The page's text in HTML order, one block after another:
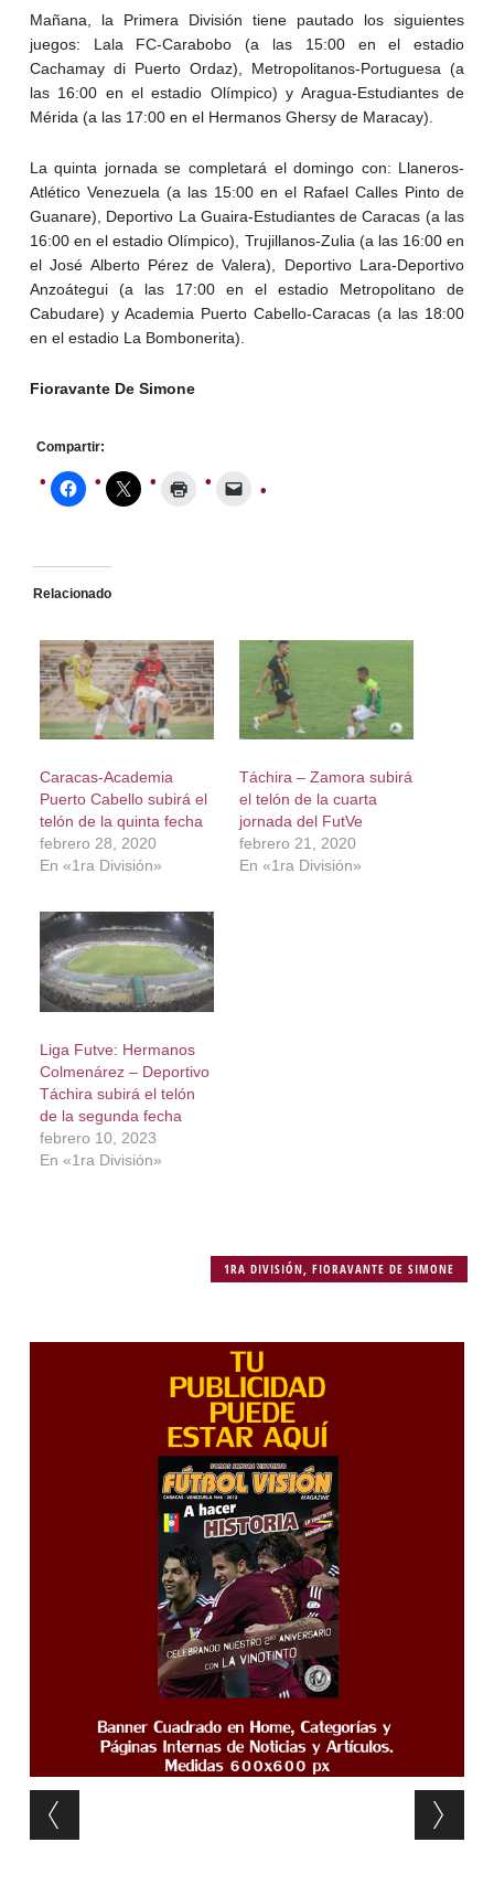
Mañana, la Primera División tiene pautado los siguientes
juegos: Lala FC-Carabobo (a las 15:00 en el estadio
Cachamay di Puerto Ordaz), Metropolitanos-Portuguesa (a
las 16:00 en el estadio Olímpico) y Aragua-Estudiantes de
Mérida (a las 17:00 en el Hermanos Ghersy de Maracay).
La quinta jornada se completará el domingo con: Llaneros-
Atlético Venezuela (a las 15:00 en el Rafael Calles Pinto de
Guanare), Deportivo La Guaira-Estudiantes de Caracas (a las
16:00 en el estadio Olímpico), Trujillanos-Zulia (a las 16:00 en
el José Alberto Pérez de Valera), Deportivo Lara-Deportivo
Anzoátegui (a las 17:00 en el estadio Metropolitano de
Cabudare) y Academia Puerto Cabello-Caracas (a las 18:00
en el estadio La Bombonerita).
Fioravante De Simone
Compartir:
Relacionado
Caracas-Academia
Puerto Cabello subirá el
telón de la quinta fecha
febrero 28, 2020
En «1ra División»
Táchira – Zamora subirá
el telón de la cuarta
jornada del FutVe
febrero 21, 2020
En «1ra División»
Liga Futve: Hermanos
Colmenárez – Deportivo
Táchira subirá el telón
de la segunda fecha
febrero 10, 2023
En «1ra División»
1RA DIVISIÓN ,FIORAVANTE DE SIMONE
Post navigation